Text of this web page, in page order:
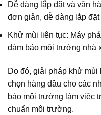
Dễ dàng lắp đặt và vận
đơn giản, dễ dàng lắp đặt
Khử mùi liên tục: Máy
đảm bảo môi trường
Do đó, giải pháp khử
chọn hàng đầu cho các
bảo môi trường làm việc
chuẩn môi trường.